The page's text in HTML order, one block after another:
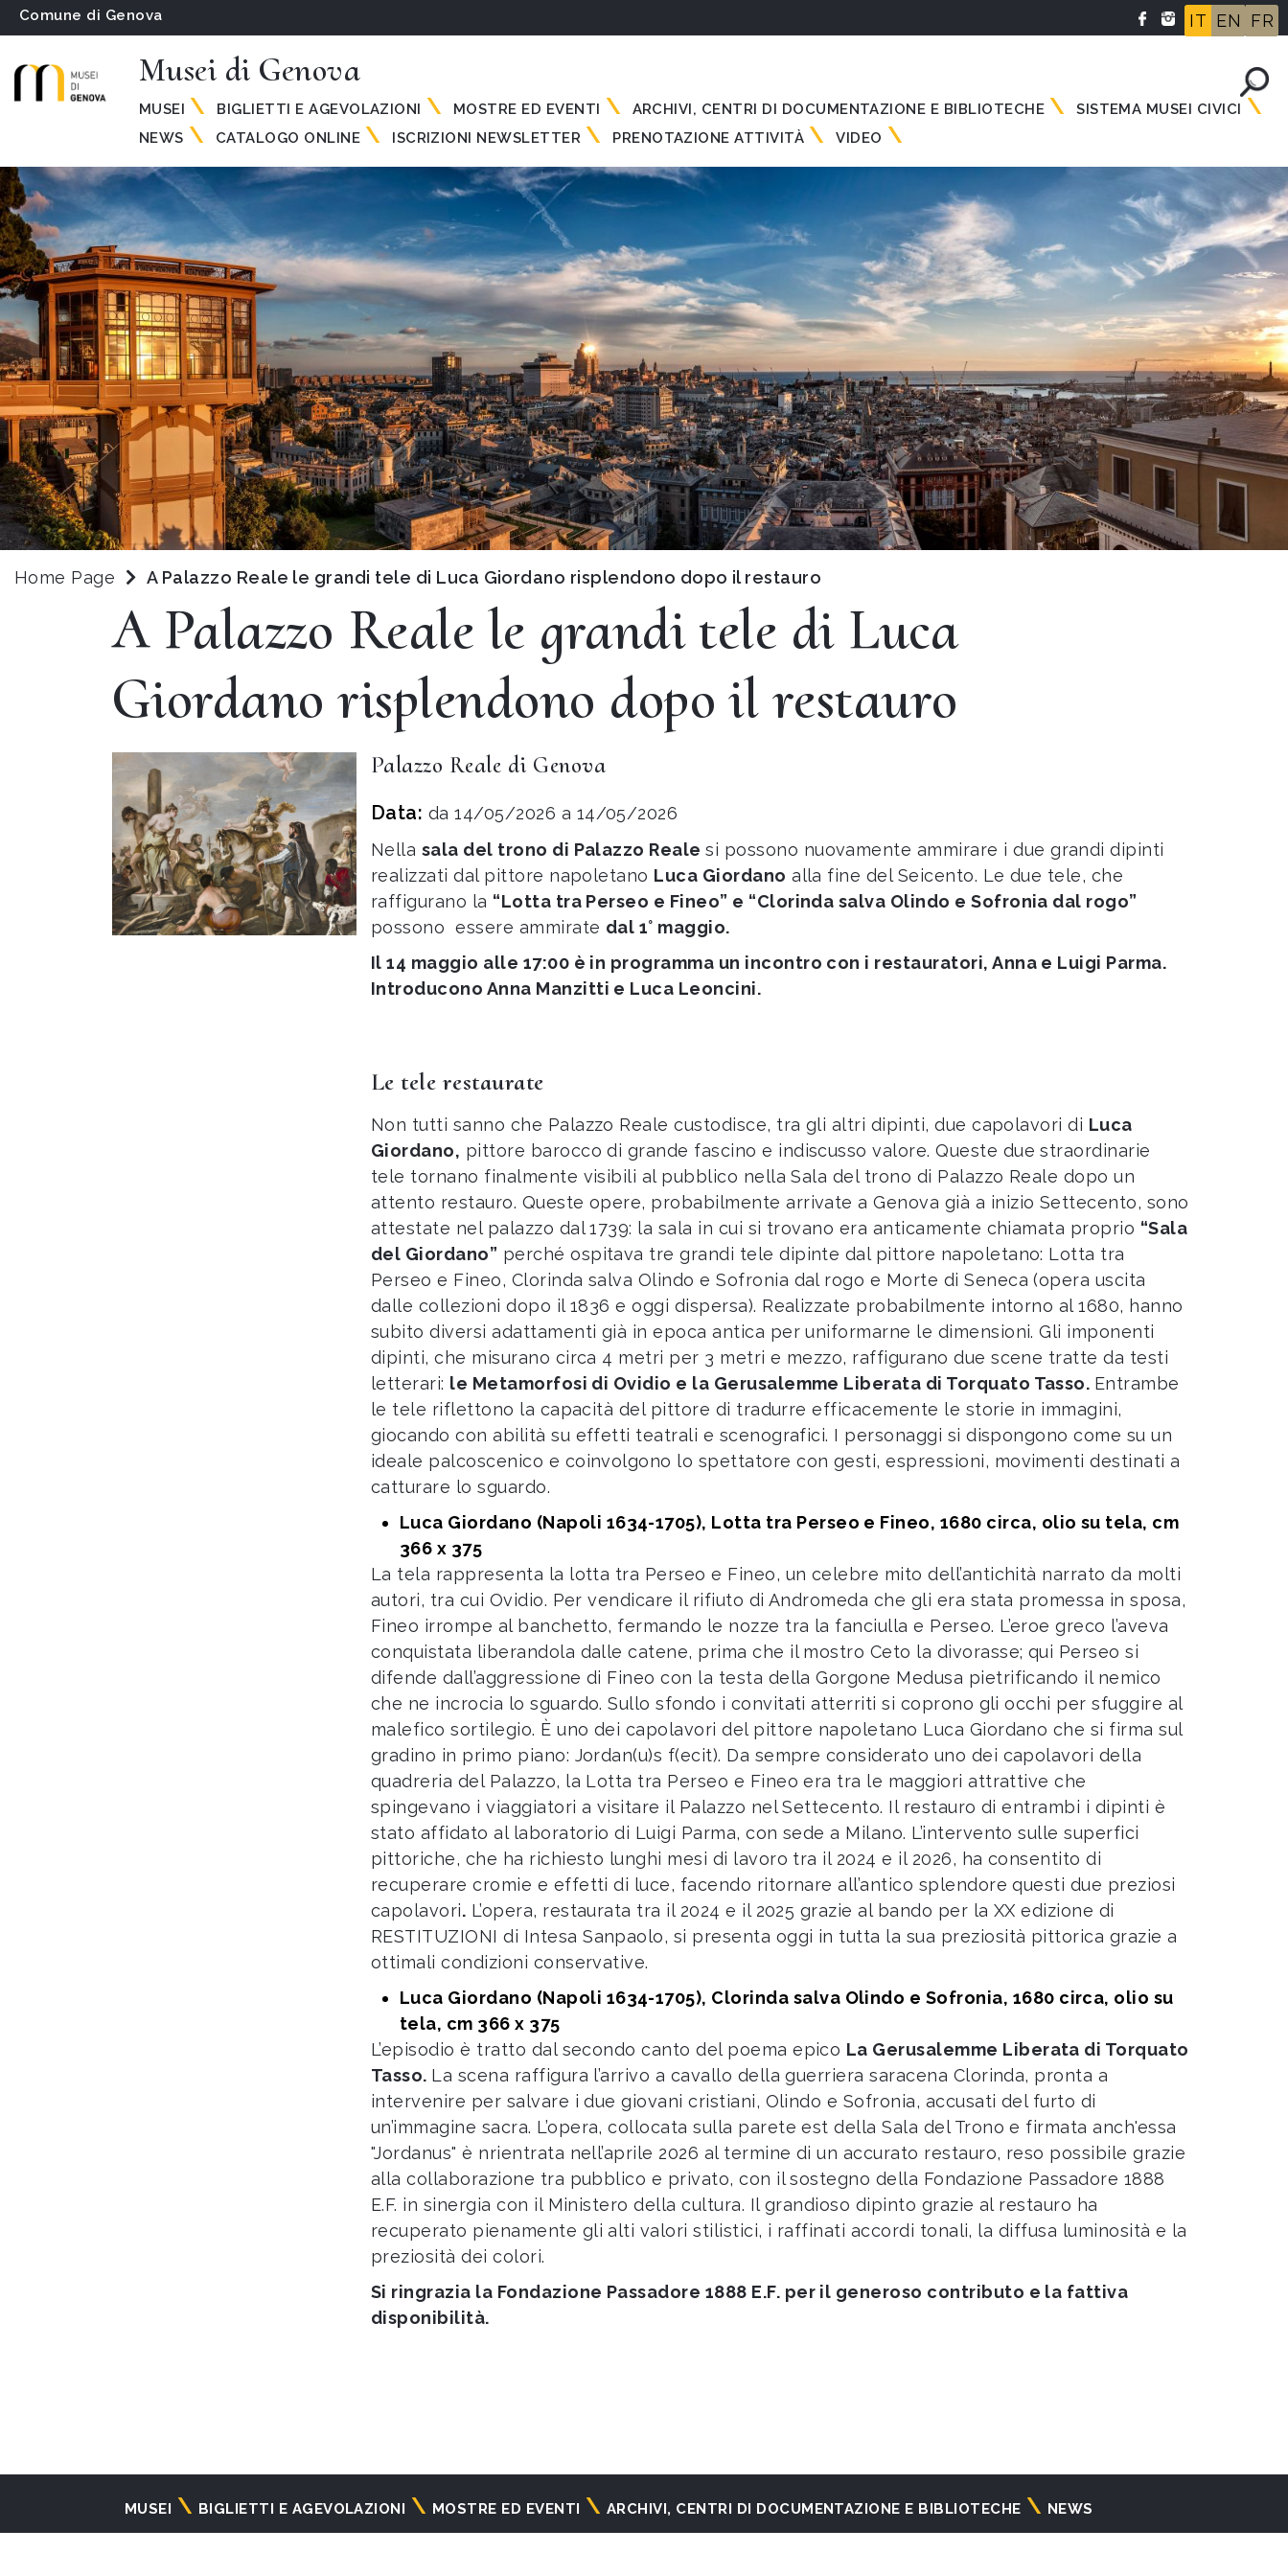
Comune di Genova IT EN FR
Musei di Genova
MUSEI BIGLIETTI E AGEVOLAZIONI MOSTRE ED EVENTI ARCHIVI, CENTRI DI DOCUMENTAZIONE E BIBLIOTECHE
SISTEMA MUSEI CIVICI
NEWS
CATALOGO ONLINE ISCRIZIONI NEWSLETTER PRENOTAZIONE ATTIVITÀ VIDEO
Home Page A Palazzo Reale le grandi tele di Luca Giordano risplendono dopo il restauro
A Palazzo Reale le grandi tele di Luca
Giordano risplendono dopo il restauro
Palazzo Reale di Genova
Data: da 14/05/2026 a 14/05/2026
Nella sala del trono di Palazzo Realesi possono nuovamente ammirare i due grandi dipinti
realizzati dal pittore napoletano Luca Giordano alla fine del Seicento. Le due tele, che
raffigurano la “Lotta tra Perseo e Fineo” e “Clorinda salva Olindo e Sofronia dal rogo”
possono essere ammirate dal 1° maggio.
Il 14 maggio alle 17:00 è in programma un incontro con i restauratori, Anna e Luigi Parma.
Introducono Anna Manzitti e Luca Leoncini.
Le tele restaurate
Non tutti sanno che Palazzo Reale custodisce, tra gli altri dipinti, due capolavori di Luca
Giordano, pittore barocco di grande fascino e indiscusso valore. Queste due straordinarie
tele tornano finalmente visibili al pubblico nella Sala del trono di Palazzo Reale dopo un
attento restauro. Queste opere, probabilmente arrivate a Genova già a inizio Settecento, sono
attestate nel palazzo dal 1739: la sala in cui si trovano era anticamente chiamata proprio “Sala
del Giordano” perché ospitava tre grandi tele dipinte dal pittore napoletano: Lotta tra
Perseo e Fineo, Clorinda salva Olindo e Sofronia dal rogo e Morte di Seneca (opera uscita
dalle collezioni dopo il 1836 e oggi dispersa). Realizzate probabilmente intorno al 1680, hanno
subito diversi adattamenti già in epoca antica per uniformarne le dimensioni. Gli imponenti
dipinti, che misurano circa 4 metri per 3 metri e mezzo, raffigurano due scene tratte da testi
letterari: le Metamorfosi di Ovidio e la Gerusalemme Liberata di Torquato Tasso. Entrambe
le tele riflettono la capacità del pittore di tradurre efficacemente le storie in immagini,
giocando con abilità su effetti teatrali e scenografici. I personaggi si dispongono come su un
ideale palcoscenico e coinvolgono lo spettatore con gesti, espressioni, movimenti destinati a
catturare lo sguardo.
Luca Giordano (Napoli 1634-1705), Lotta tra Perseo e Fineo, 1680 circa, olio su tela, cm
366 x 375
La tela rappresenta la lotta tra Perseo e Fineo, un celebre mito dell’antichità narrato da molti
autori, tra cui Ovidio. Per vendicare il rifiuto di Andromeda che gli era stata promessa in sposa,
Fineo irrompe al banchetto, fermando le nozze tra la fanciulla e Perseo. L’eroe greco l’aveva
conquistata liberandola dalle catene, prima che il mostro Ceto la divorasse; qui Perseo si
difende dall’aggressione di Fineo con la testa della Gorgone Medusa pietrificando il nemico
che ne incrocia lo sguardo. Sullo sfondo i convitati atterriti si coprono gli occhi per sfuggire al
malefico sortilegio. È uno dei capolavori del pittore napoletano Luca Giordano che si firma sul
gradino in primo piano: Jordan(u)s f(ecit). Da sempre considerato uno dei capolavori della
quadreria del Palazzo, la Lotta tra Perseo e Fineo era tra le maggiori attrattive che
spingevano i viaggiatori a visitare il Palazzo nel Settecento. Il restauro di entrambi i dipinti è
stato affidato al laboratorio di Luigi Parma, con sede a Milano. L’intervento sulle superfici
pittoriche, che ha richiesto lunghi mesi di lavoro tra il 2024 e il 2026, ha consentito di
recuperare cromie e effetti di luce, facendo ritornare all’antico splendore questi due preziosi
capolavori. L’opera, restaurata tra il 2024 e il 2025 grazie al bando per la XX edizione di
RESTITUZIONI di Intesa Sanpaolo, si presenta oggi in tutta la sua preziosità pittorica grazie a
ottimali condizioni conservative.
Luca Giordano (Napoli 1634-1705), Clorinda salva Olindo e Sofronia, 1680 circa, olio su
tela, cm 366 x 375
L’episodio è tratto dal secondo canto del poema epico La Gerusalemme Liberata di Torquato
Tasso. La scena raffigura l’arrivo a cavallo della guerriera saracena Clorinda, pronta a
intervenire per salvare i due giovani cristiani, Olindo e Sofronia, accusati del furto di
un’immagine sacra. L’opera, collocata sulla parete est della Sala del Trono e firmata anch'essa
"Jordanus" è nrientrata nell’aprile 2026 al termine di un accurato restauro, reso possibile grazie
alla collaborazione tra pubblico e privato, con il sostegno della Fondazione Passadore 1888
E.F. in sinergia con il Ministero della cultura. Il grandioso dipinto grazie al restauro ha
recuperato pienamente gli alti valori stilistici, i raffinati accordi tonali, la diffusa luminosità e la
preziosità dei colori.
Si ringrazia la Fondazione Passadore 1888 E.F. per il generoso contributo e la fattiva
disponibilità.
Navigazione
MUSEI BIGLIETTI E AGEVOLAZIONI MOSTRE ED EVENTI ARCHIVI, CENTRI DI DOCUMENTAZIONE E BIBLIOTECHE NEWS